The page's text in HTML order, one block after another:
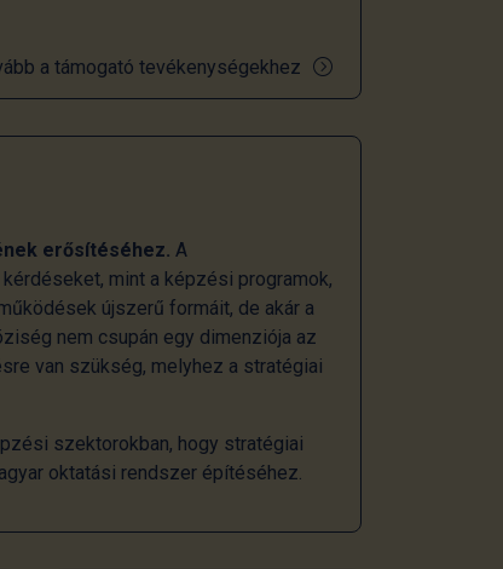
a támogató tevékenységekhez
erősítéséhez. A
mint a képzési programok,
újszerű formáit, de akár a
nem csupán egy dimenziója az
van szükség, melyhez a stratégiai
szektorokban, hogy stratégiai
oktatási rendszer építéséhez.